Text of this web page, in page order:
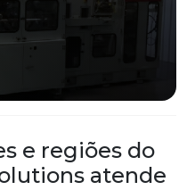
e regiões do
atende